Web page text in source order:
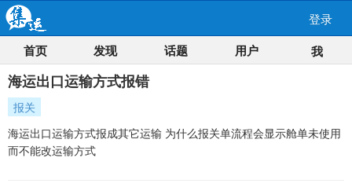
登录
首页 发现 话题 用户 我
海运出口运输方式报错
报关
海运出口运输方式报成其它运输 为什么报关单流程会显示舱单未使用
而不能改运输方式